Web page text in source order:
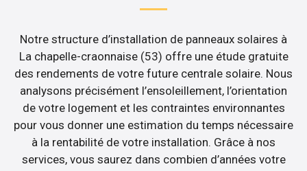
Notre structure d’installation de panneaux solaires à
La chapelle-craonnaise (53) offre une étude gratuite
des rendements de votre future centrale solaire. Nous
analysons précisément l’ensoleillement, l’orientation
de votre logement et les contraintes environnantes
pour vous donner une estimation du temps nécessaire
à la rentabilité de votre installation. Grâce à nos
services, vous saurez dans combien d’années votre